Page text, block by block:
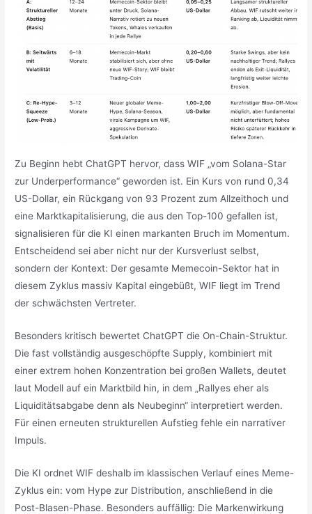
Zu Beginn hebt ChatGPT hervor, dass WIF „vom Solana-Star
zur Underperformance“ geworden ist. Ein Kurs von rund 0,34
US-Dollar, ein Rückgang von 93 Prozent zum Allzeithoch und
eine Marktkapitalisierung, die aus den Top-100 gefallen ist,
signalisieren für die KI einen markanten Bruch im Momentum.
Entscheidend sei aber nicht nur der Kursverlust selbst,
sondern der Kontext: Der gesamte Memecoin-Sektor hat in
diesem Zyklus massiv Kapital eingebüßt, WIF liegt im Trend
der schwächsten Vertreter.
Besonders kritisch bewertet ChatGPT die On-Chain-Struktur.
Die fast vollständig ausgeschöpfte Supply, kombiniert mit
einer extrem hohen Konzentration bei großen Wallets, deutet
laut Modell auf ein Marktbild hin, in dem „Rallyes eher als
Liquiditätsabgabe denn als Neubeginn“ interpretiert werden.
Für einen erneuten strukturellen Aufstieg fehle ein narrativer
Impuls.
Die KI ordnet WIF deshalb im klassischen Verlauf eines Meme-
Zyklus ein: vom Hype zur Distribution, anschließend in die
Post-Blasen-Phase. Besonders auffällig: Die Markenwirkung